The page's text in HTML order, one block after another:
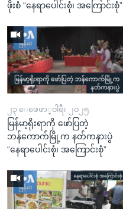
ဖိုးစံ “နေရာပေါင်းစုံ၊ အကြောင်းစုံ”
၂၃ ေဖေဖာ္၀ါရီ၊ ၂၀၂၅
မြန်မာ့ရိုးရာကို ဖော်ပြတဲ့
ဘန်ကောက်မြို့က နတ်ကနားပွဲ
“နေရာပေါင်းစုံ၊ အကြောင်းစုံ”